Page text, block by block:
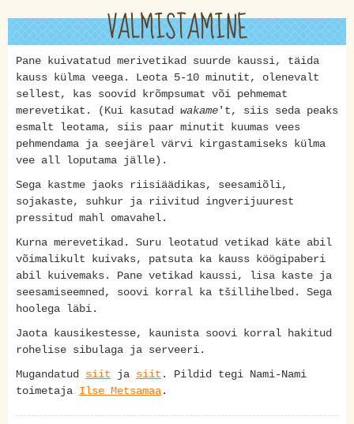
VALMISTAMINE
Pane kuivatatud merivetikad suurde kaussi, täida
kauss külma veega. Leota 5-10 minutit, olenevalt
sellest, kas soovid krõmpsumat või pehmemat
merevetikat. (Kui kasutad wakame't, siis seda peaks
esmalt leotama, siis paar minutit kuumas vees
pehmendama ja seejärel värvi kirgastamiseks külma
vee all loputama jälle).
Sega kastme jaoks riisiäädikas, seesamiõli,
sojakaste, suhkur ja riivitud ingverijuurest
pressitud mahl omavahel.
Kurna merevetikad. Suru leotatud vetikad käte abil
võimalikult kuivaks, patsuta ka kauss köögipaberi
abil kuivemaks. Pane vetikad kaussi, lisa kaste ja
seesamiseemned, soovi korral ka tšillihelbed. Sega
hoolega läbi.
Jaota kausikestesse, kaunista soovi korral hakitud
rohelise sibulaga ja serveeri.
Mugandatud siit ja siit . Pildid tegi Nami-Nami
toimetaja Ilse Metsamaa.